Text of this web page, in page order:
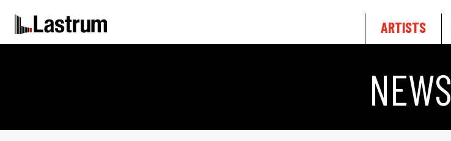
ARTISTS
NEWS